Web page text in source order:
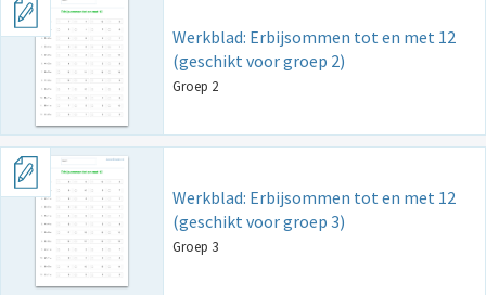
Werkblad: Erbijsommen tot en met 12
(geschikt voor groep 2)
Groep 2
Werkblad: Erbijsommen tot en met 12
(geschikt voor groep 3)
Groep 3